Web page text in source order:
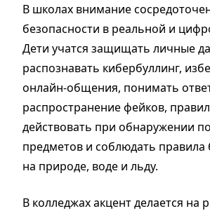
В школах внимание
безопасности в реальной и
Дети учатся защищать личные
распознавать кибербуллинг,
онлайн-общения, понимать
распространение фейков,
действовать при обнаружении
предметов и соблюдать правила
на природе, воде и льду.
В колледжах акцент делается на